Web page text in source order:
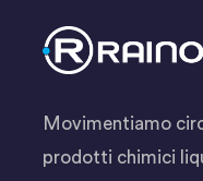
Movimentiamo
prodotti chimici